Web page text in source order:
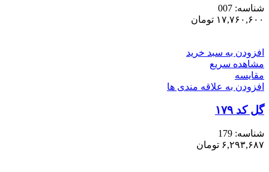
شناسه: 007
۱۷,۷۶۰,۶۰۰ تومان
افزودن به سبد خرید
مشاهده سریع
مقایسه
افزودن به علاقه مندی ها
گل کد ۱۷۹
شناسه: 179
۶,۲۹۳,۶۸۷ تومان